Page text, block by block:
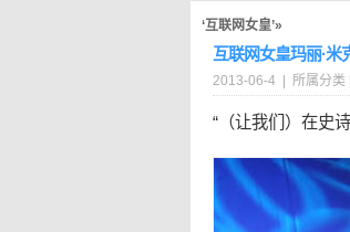
‘互联网女皇’»
互联网女皇玛丽·米
2013-06-4 | 所属分类
“（让我们）在史